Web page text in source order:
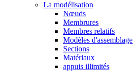
La modélisation
Nœuds
Membrures
Membres relatifs
Modèles d'assemblage
Sections
Matériaux
appuis illimités